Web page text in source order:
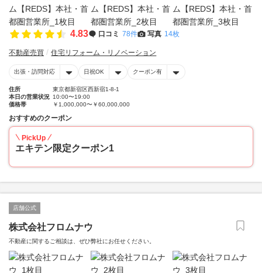
4.83 口コミ 78件 写真 14枚
不動産売買 住宅リフォーム・リノベーション
出張・訪問対応 日祝OK クーポン有
住所
東京都新宿区西新宿1-8-1
本日の営業状況 10:00〜19:00
価格帯
￥1,000,000〜￥60,000,000
おすすめのクーポン
PickUp
エキテン限定クーポン1
店舗公式
株式会社フロムナウ
不動産に関するご相談は、ぜひ弊社にお任せください。